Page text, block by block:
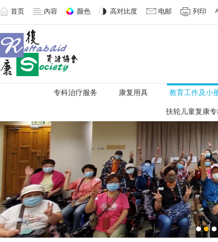
首页 內容 颜色 高对比度 电邮 列印
专科治疗服务 康复用具 教育工作及小
扶轮儿童复康
1 2 3